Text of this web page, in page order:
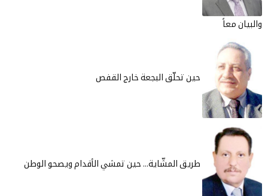
معاً
حين تحلّق البجعة خارج القفص
طريق المشّاية... حين تمشي الأقدام ويصحو الوطن